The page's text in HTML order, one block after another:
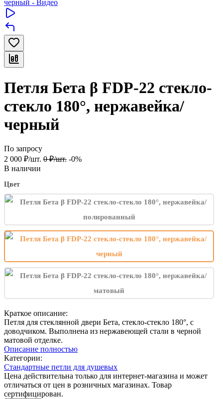
Петля Бета β FDP-22 стекло-
стекло 180°, нержавейка/
черный
По запросу
2 000 ₽/шт. 0 ₽/шт. -0%
В наличии
Цвет
Краткое описание:
Петля для стеклянной двери Бета, стекло-стекло 180°, с
доводчиком. Выполнена из нержавеющей стали в черной
матовой отделке.
Описание полностью
Категории:
Стандартные петли для душевых
Цена действительна только для интернет-магазина и может
отличаться от цен в розничных магазинах. Товар
сертифицирован.